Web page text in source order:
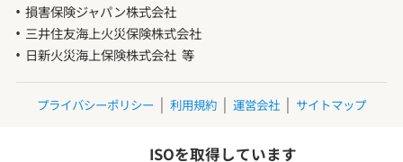
損害保険ジャパン株式会社
三井住友海上火災保険株式会社
日新火災海上保険株式会社 等
プライバシーポリシー ｜ 利用規約 ｜ 運営会社 ｜ サイトマップ
ISOを取得しています